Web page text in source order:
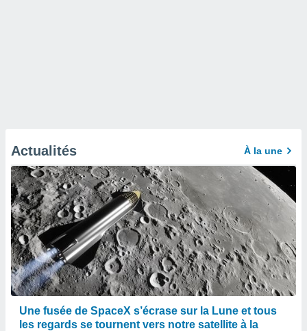
Actualités À la une
Une fusée de SpaceX s’écrase sur la Lune et tous
les regards se tournent vers notre satellite à la